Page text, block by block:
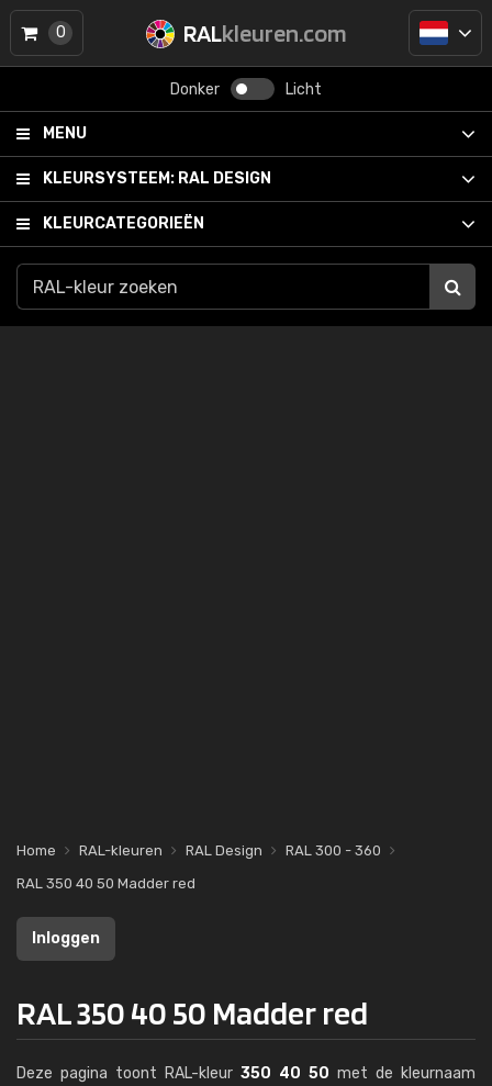
RALkleuren.com
Donker Licht
MENU
KLEURSYSTEEM: RAL DESIGN
KLEURCATEGORIEËN
0
Home RAL-kleuren RAL Design
RAL 300 - 360
RAL 350 40 50 Madder red
Inloggen
RAL 350 40 50 Madder red
Deze pagina toont RAL-kleur 350 40 50 met de kleurnaam